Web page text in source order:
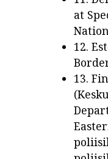
at
12.
13.